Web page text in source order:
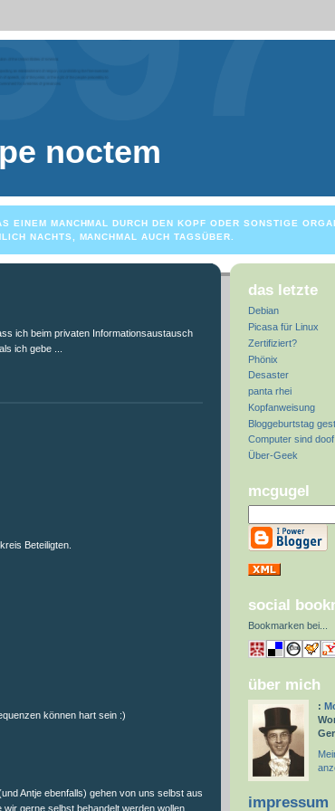
noctem
EINEM MANCHMAL DURCH DEN KOPF ODER SONSTIGE
NACHTS, MANCHMAL AUCH TAGSÜBER.
ich beim privaten Informationsaustausch
ich gebe ...
Beteiligten.
können hart sein :)
Antje ebenfalls) gehen von uns selbst aus
gerne selbst behandelt werden wollen.
das letzte
Debian
Picasa für Linux
Zertifiziert?
Phönix
Desaster
panta rhei
Kopfanweisung
Bloggeburtstag
Computer sind doof
Über-Geek
mcgugel
social
Bookmarken bei
über mich
:
impressum